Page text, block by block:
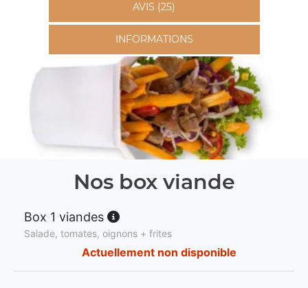
AVIS (25)
INFORMATIONS
Nos box viande
Box 1 viandes
Salade, tomates, oignons + frites
Actuellement non disponible